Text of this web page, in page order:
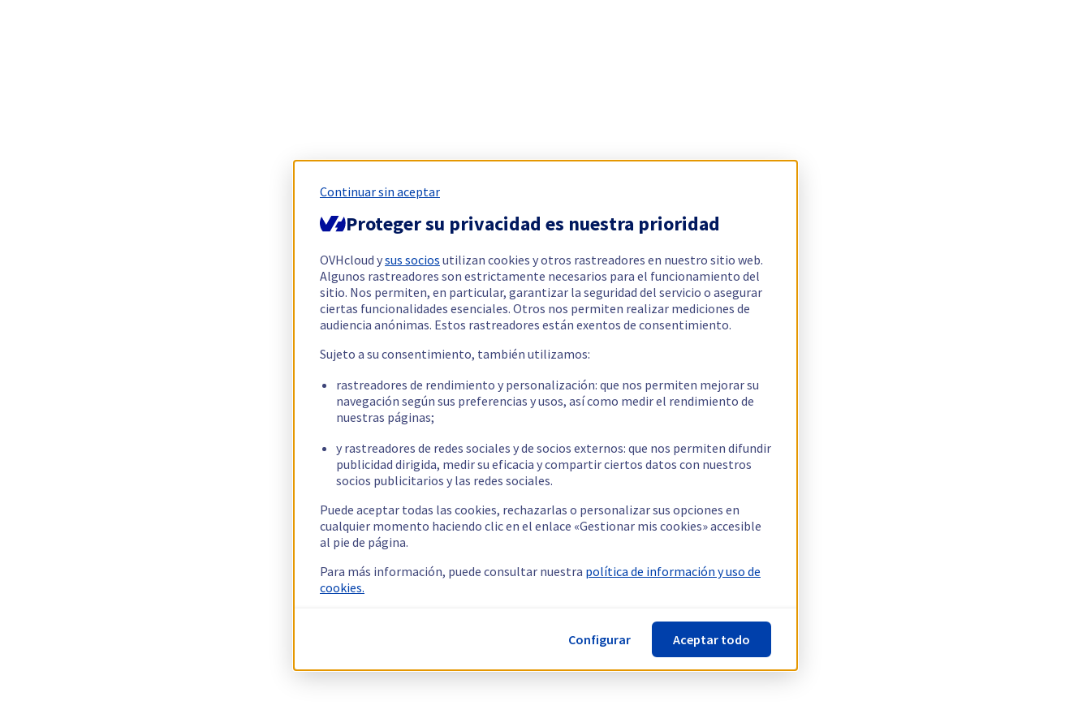
Continuar sin aceptar
Proteger su privacidad es nuestra prioridad
OVHcloud ysus socios utilizan cookies y otros rastreadores en nuestro sitio web.
Algunos rastreadores son estrictamente necesarios para el funcionamiento del
sitio. Nos permiten, en particular, garantizar la seguridad del servicio o asegurar
ciertas funcionalidades esenciales. Otros nos permiten realizar mediciones de
audiencia anónimas. Estos rastreadores están exentos de consentimiento.
Sujeto a su consentimiento, también utilizamos:
rastreadores de rendimiento y personalización: que nos permiten mejorar su
navegación según sus preferencias y usos, así como medir el rendimiento de
nuestras páginas;
y rastreadores de redes sociales y de socios externos: que nos permiten difundir
publicidad dirigida, medir su eficacia y compartir ciertos datos con nuestros
socios publicitarios y las redes sociales.
Puede aceptar todas las cookies, rechazarlas o personalizar sus opciones en
cualquier momento haciendo clic en el enlace «Gestionar mis cookies» accesible
al pie de página.
Para más información, puede consultar nuestra política de información y uso de
cookies.
Configurar Aceptar todo